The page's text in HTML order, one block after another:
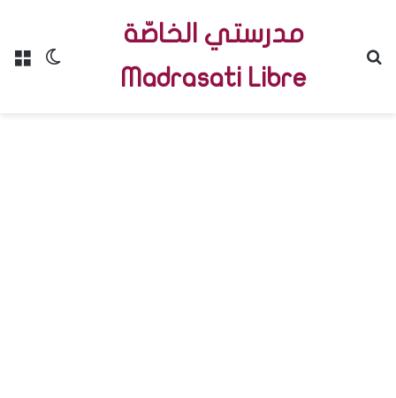
Menu
مدرستي الخاصّة
Madrasati Libre